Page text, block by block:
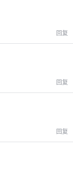
回复
回复
回复